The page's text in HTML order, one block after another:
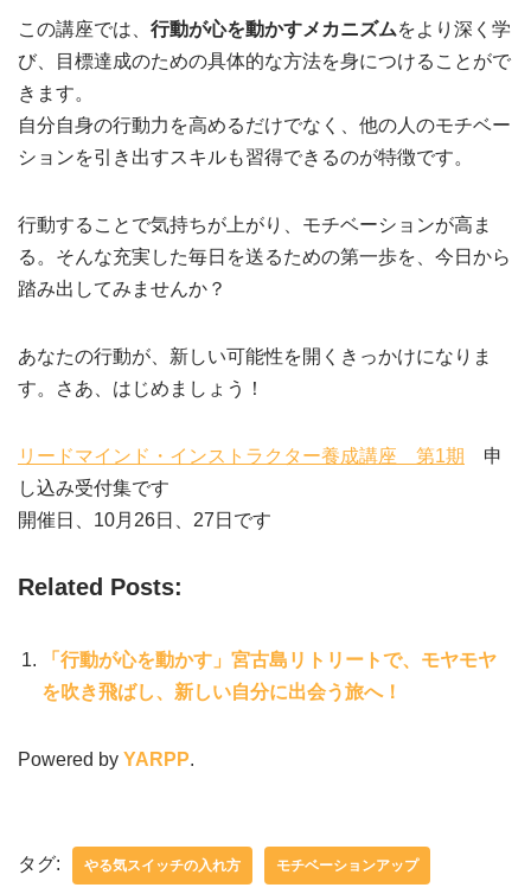
この講座では、 行動が心を動かすメカニズムをより深く学
び、目標達成のための具体的な方法を身につけることがで
きます。
自分自身の行動力を高めるだけでなく、他の人のモチベー
ションを引き出すスキルも習得できるのが特徴です。
行動することで気持ちが上がり、モチベーションが高ま
る。そんな充実した毎日を送るための第一歩を、今日から
踏み出してみませんか？
あなたの行動が、新しい可能性を開くきっかけになりま
す。さあ、はじめましょう！
リードマインド・インストラクター養成講座 第1期
申
し込み受付集です
開催日、10月26日、27日です
Related Posts:
「行動が心を動かす」宮古島リトリートで、モヤモヤ
を吹き飛ばし、新しい自分に出会う旅へ！
Powered by YARPP.
タグ: やる気スイッチの入れ方 モチベーションアップ